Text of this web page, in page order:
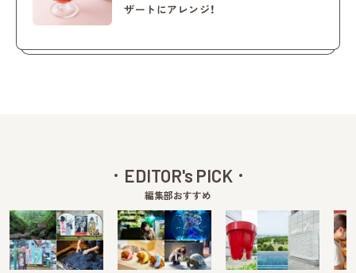
ザートにアレンジ！
EDITOR's PICK
編集部おすすめ